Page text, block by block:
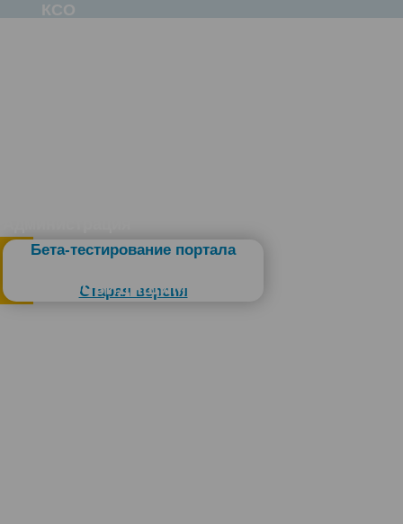
КСО
Бета-тестирование портала
Старая версия
Слабовидящим